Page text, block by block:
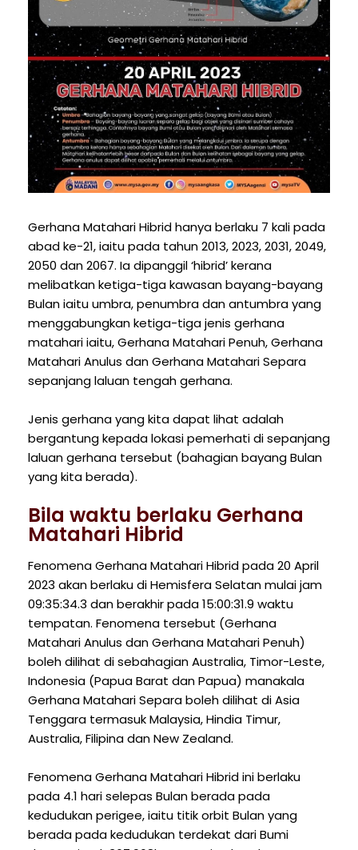
Gerhana Matahari Hibrid hanya berlaku 7 kali pada
abad ke-21, iaitu pada tahun 2013, 2023, 2031, 2049,
2050 dan 2067. Ia dipanggil ‘hibrid’ kerana
melibatkan ketiga-tiga kawasan bayang-bayang
Bulan iaitu umbra, penumbra dan antumbra yang
menggabungkan ketiga-tiga jenis gerhana
matahari iaitu, Gerhana Matahari Penuh, Gerhana
Matahari Anulus dan Gerhana Matahari Separa
sepanjang laluan tengah gerhana.
Jenis gerhana yang kita dapat lihat adalah
bergantung kepada lokasi pemerhati di sepanjang
laluan gerhana tersebut (bahagian bayang Bulan
yang kita berada).
Bila waktu berlaku Gerhana
Matahari Hibrid
Fenomena Gerhana Matahari Hibrid pada 20 April
2023 akan berlaku di Hemisfera Selatan mulai jam
09:35:34.3 dan berakhir pada 15:00:31.9 waktu
tempatan. Fenomena tersebut (Gerhana
Matahari Anulus dan Gerhana Matahari Penuh)
boleh dilihat di sebahagian Australia, Timor-Leste,
Indonesia (Papua Barat dan Papua) manakala
Gerhana Matahari Separa boleh dilihat di Asia
Tenggara termasuk Malaysia, Hindia Timur,
Australia, Filipina dan New Zealand.
Fenomena Gerhana Matahari Hibrid ini berlaku
pada 4.1 hari selepas Bulan berada pada
kedudukan perigee, iaitu titik orbit Bulan yang
berada pada kedudukan terdekat dari Bumi